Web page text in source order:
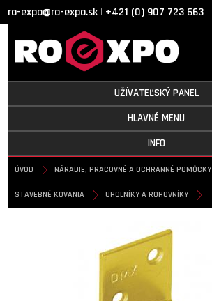
ro-expo@ro-expo.sk | +421 (0) 907 723 663
UŽÍVATEĽSKÝ PANEL
HLAVNÉ MENU
INFO
ÚVOD NÁRADIE, PRACOVNÉ A OCHRANNÉ POMÔCKY
STAVEBNÉ KOVANIA UHOLNÍKY A ROHOVNÍKY